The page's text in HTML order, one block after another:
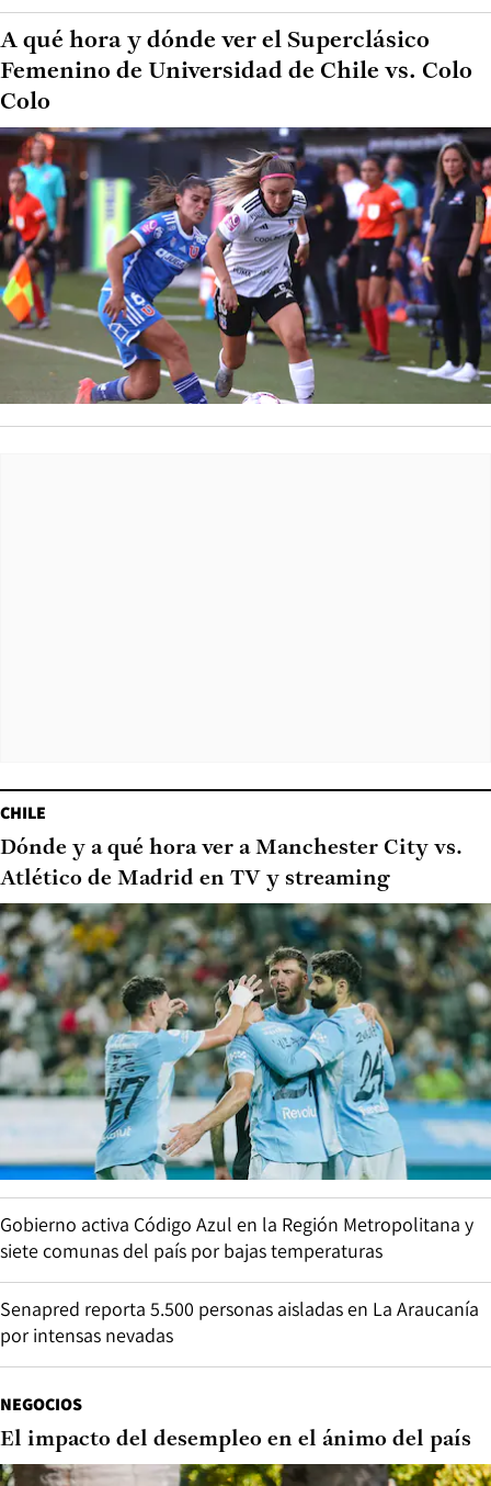
A qué hora y dónde ver el Superclásico
Femenino de Universidad de Chile vs. Colo
Colo
CHILE
Dónde y a qué hora ver a Manchester City vs.
Atlético de Madrid en TV y streaming
Gobierno activa Código Azul en la Región Metropolitana y
siete comunas del país por bajas temperaturas
Senapred reporta 5.500 personas aisladas en La Araucanía
por intensas nevadas
NEGOCIOS
El impacto del desempleo en el ánimo del país